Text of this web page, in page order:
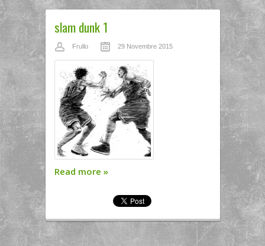
slam dunk 1
Frullo 29 Novembre 2015
Read more »